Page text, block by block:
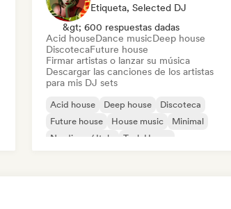
Etiqueta, Selected DJ
&gt; 600 respuestas dadas
Acid houseDance musicDeep house
DiscotecaFuture house
Firmar artistas o lanzar su música
Descargar las canciones de los artistas
para mis DJ sets
Acid house Deep house
Discoteca
Future house
House music
Minimal
Nu-disco / Italo
Tech House